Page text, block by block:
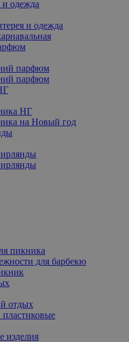
и одежда
и одежда
парфюм
парфюм
НГ
на Новый год
пикника
для барбекю
отдых
изделия